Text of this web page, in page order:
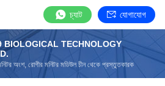
চ্যাট যোগাযোগ
BIOLOGICAL TECHNOLOGY
অংশ, রোগীর মনিটর মডিউল চীন থেকে প্রস্তুতকারক